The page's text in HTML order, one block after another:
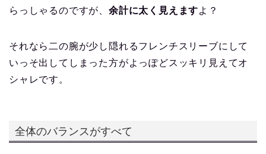
らっしゃるのですが、余計に太く見えますよ？
それなら二の腕が少し隠れるフレンチスリーブにして
いっそ出してしまった方がよっぽどスッキリ見えてオ
シャレです。
全体のバランスがすべて